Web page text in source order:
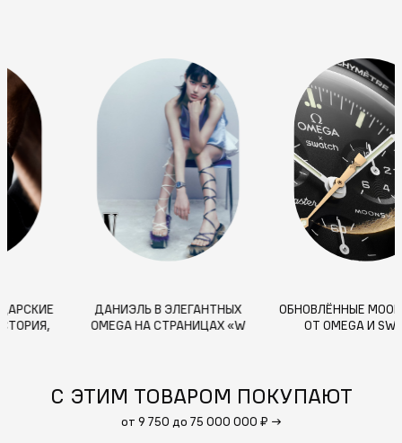
ЧТО ДЕЛАЕТ ШВЕЙЦАРСКИЕ
ЧАСЫ ЛУЧШИМИ: ИСТОРИЯ,
ДАНИЭЛЬ В ЭЛЕГАНТНЫХ
OMEGA НА СТРАНИЦАХ «W
С ЭТИМ ТОВАРОМ ПОКУПАЮТ
от 9 750 до 75 000 000 ₽ →